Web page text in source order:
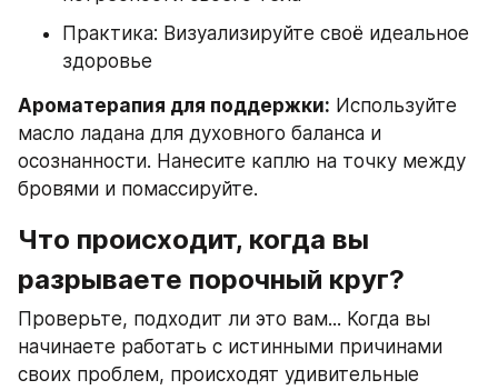
Практика: Визуализируйте своё идеальное
здоровье
Ароматерапия для поддержки: Используйте
масло ладана для духовного баланса и
осознанности. Нанесите каплю на точку между
бровями и помассируйте.
Что происходит, когда вы
разрываете порочный круг?
Проверьте, подходит ли это вам... Когда вы
начинаете работать с истинными причинами
своих проблем, происходят удивительные